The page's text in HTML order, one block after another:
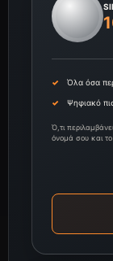
Όλα όσα
Ψηφιακό
Ό,τι
όνομά σου και